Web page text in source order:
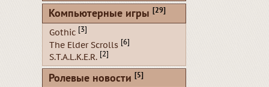
Компьютерные игры [29]
Gothic [3]
The Elder Scrolls [6]
S.T.A.L.K.E.R. [2]
Ролевые новости [5]